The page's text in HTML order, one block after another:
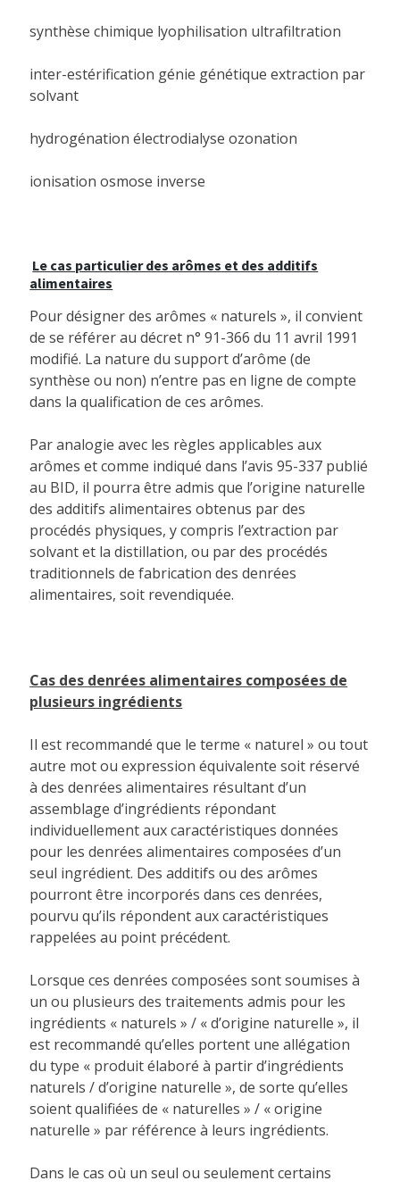
synthèse chimique lyophilisation ultrafiltration
inter-estérification génie génétique extraction par
solvant
hydrogénation électrodialyse ozonation
ionisation osmose inverse
Le cas particulier des arômes et des additifs
alimentaires
Pour désigner des arômes « naturels », il convient
de se référer au décret n° 91-366 du 11 avril 1991
modifié. La nature du support d’arôme (de
synthèse ou non) n’entre pas en ligne de compte
dans la qualification de ces arômes.
Par analogie avec les règles applicables aux
arômes et comme indiqué dans l’avis 95-337 publié
au BID, il pourra être admis que l’origine naturelle
des additifs alimentaires obtenus par des
procédés physiques, y compris l’extraction par
solvant et la distillation, ou par des procédés
traditionnels de fabrication des denrées
alimentaires, soit revendiquée.
Cas des denrées alimentaires composées de
plusieurs ingrédients
Il est recommandé que le terme « naturel » ou tout
autre mot ou expression équivalente soit réservé
à des denrées alimentaires résultant d’un
assemblage d’ingrédients répondant
individuellement aux caractéristiques données
pour les denrées alimentaires composées d’un
seul ingrédient. Des additifs ou des arômes
pourront être incorporés dans ces denrées,
pourvu qu’ils répondent aux caractéristiques
rappelées au point précédent.
Lorsque ces denrées composées sont soumises à
un ou plusieurs des traitements admis pour les
ingrédients « naturels » / « d’origine naturelle », il
est recommandé qu’elles portent une allégation
du type « produit élaboré à partir d’ingrédients
naturels / d’origine naturelle », de sorte qu’elles
soient qualifiées de « naturelles » / « origine
naturelle » par référence à leurs ingrédients.
Dans le cas où un seul ou seulement certains